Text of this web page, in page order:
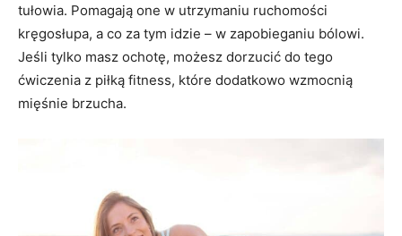
tułowia. Pomagają one w utrzymaniu ruchomości
kręgosłupa, a co za tym idzie – w zapobieganiu bólowi.
Jeśli tylko masz ochotę, możesz dorzucić do tego
ćwiczenia z piłką fitness, które dodatkowo wzmocnią
mięśnie brzucha.